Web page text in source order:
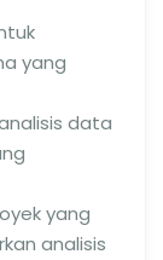
yang
data
yang
analisis